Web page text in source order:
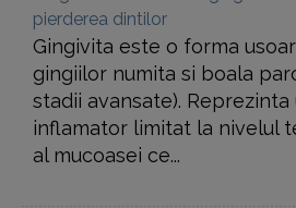
pierderea dintilor
Gingivita este o forma
gingiilor numita si boala
stadii avansate).
inflamator limitat la nivelul
al mucoasei ce...